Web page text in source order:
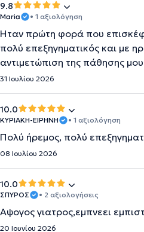
9.8
Maria • 1 αξιολόγηση
Ήταν πρώτη φορά που
πολύ επεξηγηματικός και με
αντιμετώπιση της πάθησης
31 Ιουλίου 2026
10.0
ΚΥΡΙΑΚΗ-ΕΙΡΗΝΗ • 1 αξιολόγηση
Πολύ ήρεμος, πολύ
08 Ιουλίου 2026
10.0
ΣΠΥΡΟΣ • 2 αξιολογήσεις
Αψογος γιατρος,εμπνεει
20 Ιουνίου 2026